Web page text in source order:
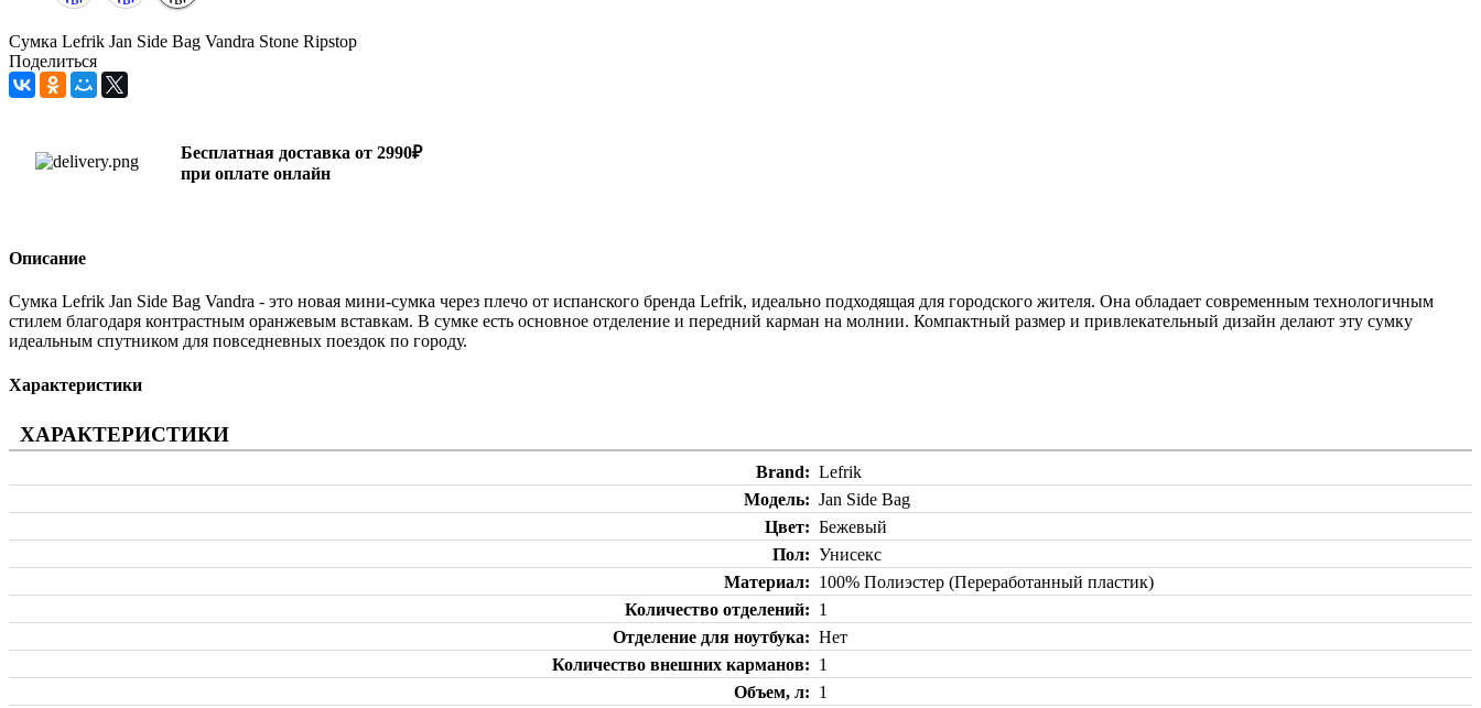
Сумка Lefrik Jan Side Bag Vandra Stone Ripstop
Поделиться
Бесплатная доставка от 2990₽
при оплате онлайн
Описание
Сумка Lefrik Jan Side Bag Vandra - это новая мини-сумка через плечо от испанского бренда Lefrik, идеально подходящая для городского жителя. Она обладает современным технологичным
стилем благодаря контрастным оранжевым вставкам. В сумке есть основное отделение и передний карман на молнии. Компактный размер и привлекательный дизайн делают эту сумку
идеальным спутником для повседневных поездок по городу.
Характеристики
ХАРАКТЕРИСТИКИ
Brand
Lefrik
Модель
Jan Side Bag
Цвет
Бежевый
Пол
Унисекс
Материал
100% Полиэстер (Переработанный пластик)
Количество отделений
1
Отделение для ноутбука
Нет
Количество внешних карманов
1
Объем, л
1